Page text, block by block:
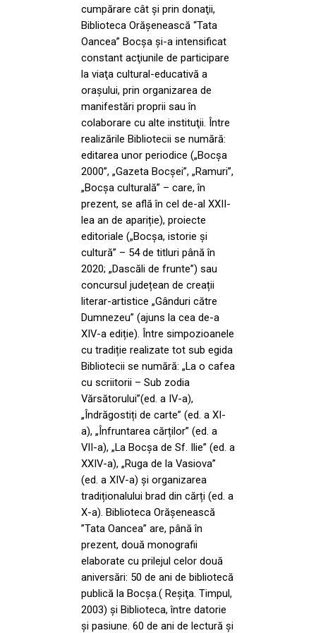
cumpărare cât şi prin donaţii,
Biblioteca Orăşenească “Tata
Oancea” Bocşa şi-a intensificat
constant acţiunile de participare
la viaţa cultural-educativă a
oraşului, prin organizarea de
manifestări proprii sau în
colaborare cu alte instituţii. Între
realizările Bibliotecii se numără:
editarea unor periodice („Bocșa
2000”, „Gazeta Bocșei”, „Ramuri”,
„Bocșa culturală” – care, în
prezent, se află în cel de-al XXII-
lea an de apariție), proiecte
editoriale („Bocșa, istorie și
cultură” – 54 de titluri până în
2020; „Dascăli de frunte”) sau
concursul județean de creații
literar-artistice „Gânduri către
Dumnezeu” (ajuns la cea de-a
XIV-a ediție). Între simpozioanele
cu tradiție realizate tot sub egida
Bibliotecii se numără: „La o cafea
cu scriitorii – Sub zodia
Vărsătorului”(ed. a IV-a),
„Îndrăgostiți de carte” (ed. a XI-
a), „Înfruntarea cărților” (ed. a
VII-a), „La Bocșa de Sf. Ilie” (ed. a
XXIV-a), „Ruga de la Vasiova”
(ed. a XIV-a) și organizarea
tradiționalului brad din cărți (ed. a
X-a). Biblioteca Orășenească
”Tata Oancea” are, până în
prezent, două monografii
elaborate cu prilejul celor două
aniversări: 50 de ani de bibliotecă
publică la Bocşa.( Reşiţa. Timpul,
2003) și Biblioteca, între datorie
și pasiune. 60 de ani de lectură și